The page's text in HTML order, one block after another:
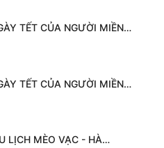
TẾT CỦA NGƯỜI MIỀN…
TẾT CỦA NGƯỜI MIỀN…
LỊCH MÈO VẠC - HÀ…